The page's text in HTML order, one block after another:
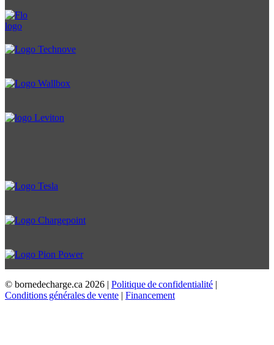
© bornedecharge.ca 2026 | Politique de confidentialité |
Conditions générales de vente | Financement